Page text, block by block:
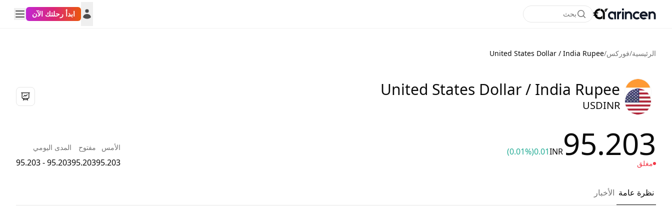
بحث ابدأ رحلتك الآن
الرئيسية/فوركس/
United States Dollar / India Rupee
United States Dollar / India Rupee
USDINR
95.203
INR
0.01
(0.01%)
مغلق
الأمس
95.203
مفتوح
95.203
المدى اليومي
95.203 - 95.203
نظرة عامة الأخبار